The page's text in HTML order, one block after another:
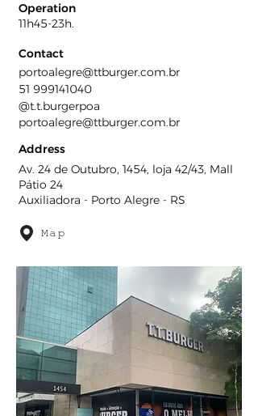
Operation
11h45-23h.
Contact
portoalegre@ttburger.com.br
51 999141040
@t.t.burgerpoa
portoalegre@ttburger.com.br
Address
Av. 24 de Outubro, 1454, loja 42/43, Mall
Pátio 24
Auxiliadora - Porto Alegre - RS
Map